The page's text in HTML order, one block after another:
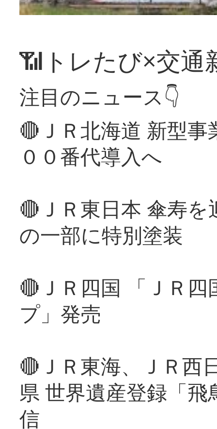
📶トレたび×交通
注目のニュース👇
🔴ＪＲ北海道 新型
００番代導入へ
🔴ＪＲ東日本 傘寿
の一部に特別塗装
🔴ＪＲ四国 「ＪＲ
プ」発売
🔴ＪＲ東海、ＪＲ西
県 世界遺産登録「
信